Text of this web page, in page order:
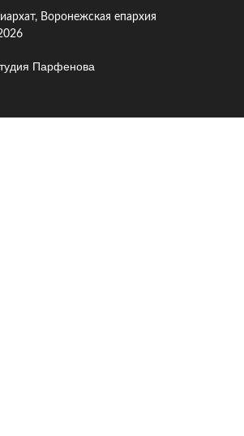
Воронежcкая епархия
Парфенова